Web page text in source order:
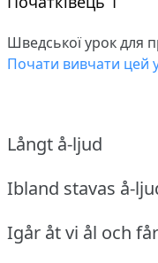
Шведської урок для
Почати вивчати цей
Långt å-ljud
Ibland stavas å-
Igår åt vi ål och